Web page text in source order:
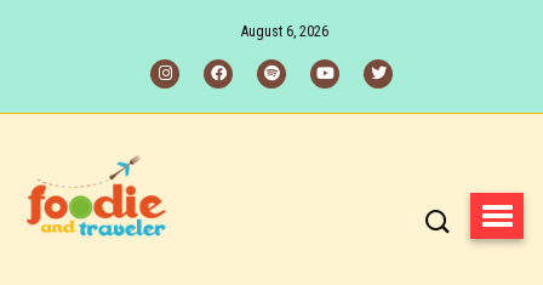
August 6, 2026